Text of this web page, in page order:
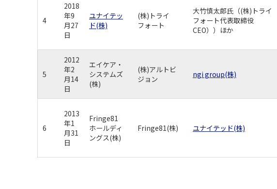
4
2018
年9
月27
日
ユナイテッ
ド(株)
(株)トライ
フォート
大竹慎太郎氏（(株)トライ
フォート代表取締役
CEO））ほか
5
2012
年2
月14
日
エイケア・
システムズ
(株)
(株)アルトビ
ジョン
ngi group(株)
6
2013
年1
月31
日
Fringe81
ホールディ
ングス(株)
Fringe81(株) ユナイテッド(株)